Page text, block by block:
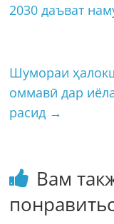
2030 даъват
Шумораи
оммавӣ дар
расид →
Вам